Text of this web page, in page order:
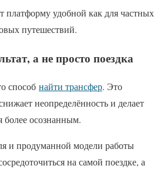
платформу удобной как для частных
путешествий.
а не просто поездка
способ найти трансфер. Это
неопределённость и делает
более осознанным.
и продуманной модели работы
на самой поездке, а